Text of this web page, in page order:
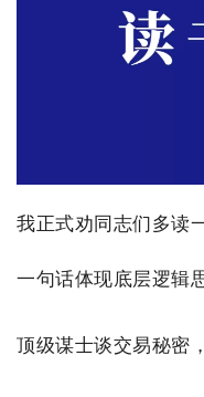
我正式劝同志们多读
一句话体现底层逻辑
顶级谋士谈交易秘密